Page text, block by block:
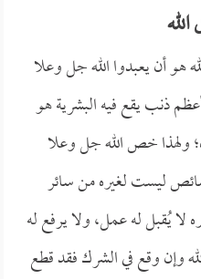
هو أن يعبدوا الله جل وعلا
ذنب يقع فيه البشرية هو
ولهذا خص الله جل وعلا
ليست لغيره من سائر
لا يُقبل له عمل، ولا يرفع له
وإن وقع في الشرك فقد قطع